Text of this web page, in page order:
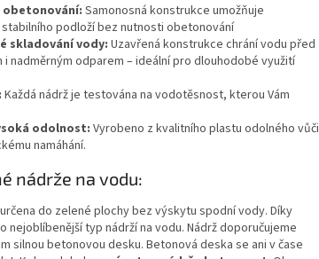
obetonování: Samonosná konstrukce umožňuje
podloží bez nutnosti obetonování
skladování vody: Uzavřená konstrukce chrání vodu před
i nadměrným odparem – ideální pro dlouhodobé využití
Každá nádrž je testována na vodotěsnost, kterou Vám
odolnost: Vyrobeno z kvalitního plastu odolného vůči
namáhání.
nádrže na vodu:
do zelené plochy bez výskytu spodní vody. Díky
nejoblíbenější typ nádrží na vodu. Nádrž doporučujeme
silnou betonovou desku. Betonová deska se ani v čase